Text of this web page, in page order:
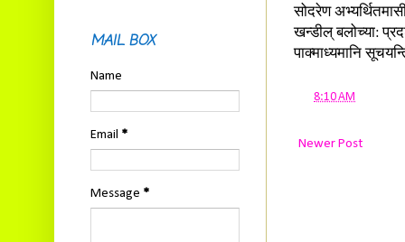
सोदरेण
खन्डील् बलोच्या:
पाक्माध्यमानि
8:10 AM
Newer Post
MAIL BOX
Name
Email *
Message *